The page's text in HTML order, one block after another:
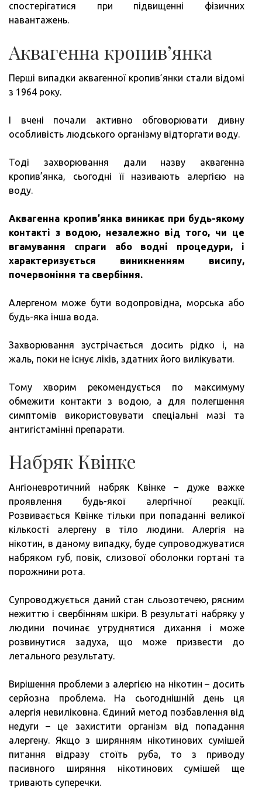
спостерігатися при підвищенні фізичних
навантажень.
Аквагенна кропив’янка
Перші випадки аквагенної кропив’янки стали відомі
з 1964 року.
І вчені почали активно обговорювати дивну
особливість людського організму відторгати воду.
Тоді захворювання дали назву аквагенна
кропив’янка, сьогодні її називають алергією на
воду.
Аквагенна кропив’янка виникає при будь-якому
контакті з водою, незалежно від того, чи це
вгамування спраги або водні процедури, і
характеризується виникненням висипу,
почервоніння та свербіння.
Алергеном може бути водопровідна, морська або
будь-яка інша вода.
Захворювання зустрічається досить рідко і, на
жаль, поки не існує ліків, здатних його вилікувати.
Тому хворим рекомендується по максимуму
обмежити контакти з водою, а для полегшення
симптомів використовувати спеціальні мазі та
антигістамінні препарати.
Набряк Квінке
Ангіоневротичний набряк Квінке – дуже важке
проявлення будь-якої алергічної реакції.
Розвивається Квінке тільки при попаданні великої
кількості алергену в тіло людини. Алергія на
нікотин, в даному випадку, буде супроводжуватися
набряком губ, повік, слизової оболонки гортані та
порожнини рота.
Супроводжується даний стан сльозотечею, рясним
нежиттю і свербінням шкіри. В результаті набряку у
людини починає утруднятися дихання і може
розвинутися задуха, що може призвести до
летального результату.
Вирішення проблеми з алергією на нікотин – досить
серйозна проблема. На сьогоднішній день ця
алергія невиліковна. Єдиний метод позбавлення від
недуги – це захистити організм від попадання
алергену. Якщо з ширянням нікотинових сумішей
питання відразу стоїть руба, то з приводу
пасивного ширяння нікотинових сумішей ще
тривають суперечки.